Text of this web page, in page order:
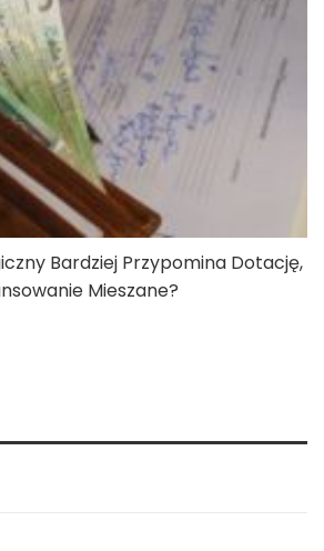
Bardziej Przypomina Dotację,
Mieszane?